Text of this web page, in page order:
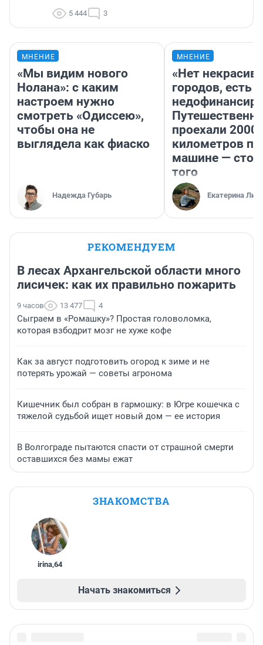
5 444 3
МНЕНИЕ
«Мы видим нового
Нолана»: с каким
настроем нужно
смотреть «Одиссею»,
чтобы она не
выглядела как фиаско
Надежда Губарь
МНЕНИЕ
«Нет
городов, есть
проехали 2000
километров по
машине —
того
Екатерина
РЕКОМЕНДУЕМ
В лесах Архангельской области много
лисичек: как их правильно пожарить
9 часов 13 477 4
Сыграем в «Ромашку»? Простая головоломка,
которая взбодрит мозг не хуже кофе
Как за август подготовить огород к зиме и не
потерять урожай — советы агронома
Кишечник был собран в гармошку: в Югре кошечка с
тяжелой судьбой ищет новый дом — ее история
В Волгограде пытаются спасти от страшной смерти
оставшихся без мамы ежат
ЗНАКОМСТВА
irina,64
Начать знакомиться